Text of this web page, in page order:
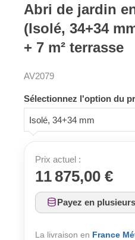
Abri de jardin
(Isolé, 34+34
+ 7 m² terrasse
AV2079
Sélectionnez l'option du
Isolé, 34+34 mm
Prix actuel :
11 875,00 €
Payez en
La livraison en France